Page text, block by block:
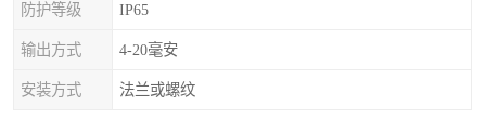
防护等级 IP65
输出方式 4-20毫安
安装方式 法兰或螺纹